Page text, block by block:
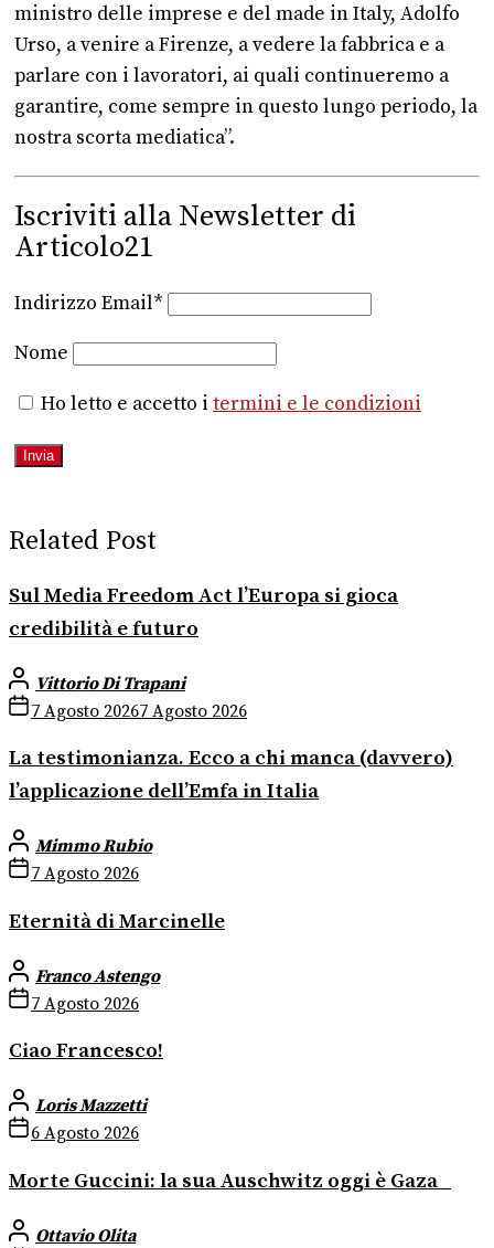
ministro delle imprese e del made in Italy, Adolfo
Urso, a venire a Firenze, a vedere la fabbrica e a
parlare con i lavoratori, ai quali continueremo a
garantire, come sempre in questo lungo periodo, la
nostra scorta mediatica”.
Iscriviti alla Newsletter di
Articolo21
Indirizzo Email*
Nome
Ho letto e accetto i termini e le condizioni
Related Post
Sul Media Freedom Act l’Europa si gioca
credibilità e futuro
Vittorio Di Trapani
7 Agosto 20267 Agosto 2026
La testimonianza. Ecco a chi manca (davvero)
l’applicazione dell’Emfa in Italia
Mimmo Rubio
7 Agosto 2026
Eternità di Marcinelle
Franco Astengo
7 Agosto 2026
Ciao Francesco!
Loris Mazzetti
6 Agosto 2026
Morte Guccini: la sua Auschwitz oggi è Gaza
Ottavio Olita